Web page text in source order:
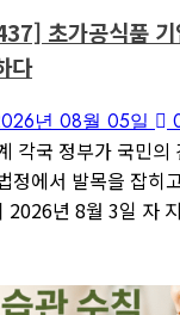
초가공식품
다
년 08월 05일
각국 정부가 국민의
정에서 발목을 잡히
년 8월 3일 자